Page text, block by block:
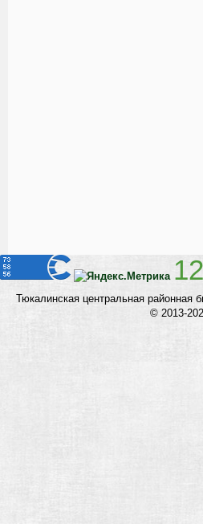
Тюкалинская центральная районная
© 2013-